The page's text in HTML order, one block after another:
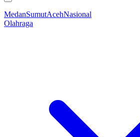
MedanSumutAcehNasional
Olahraga